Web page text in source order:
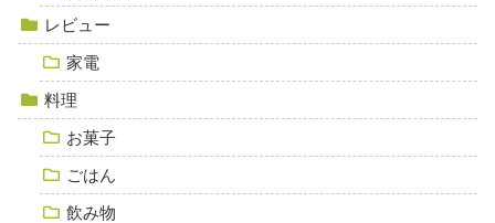
レビュー
家電
料理
お菓子
ごはん
飲み物